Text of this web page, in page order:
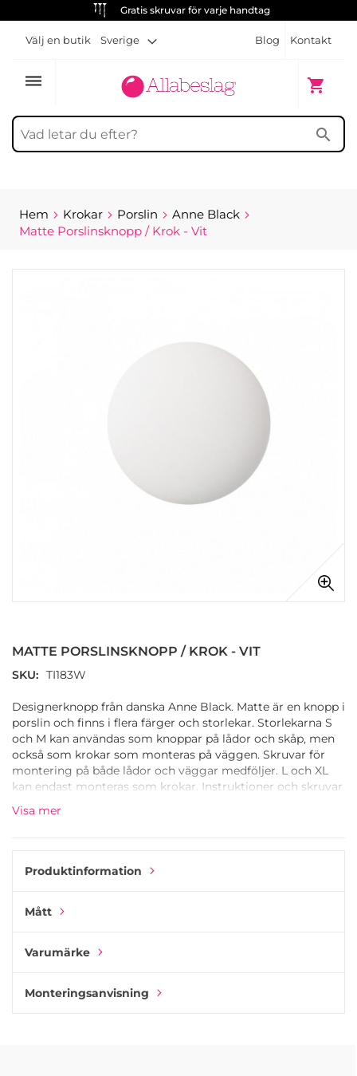
Gratis skruvar för varje handtag
Blog Kontakt
Välj en butik Sverige
dehaze shopping_cart
Min
search
Hem Krokar Porslin
Anne Black
Matte Porslinsknopp / Krok - Vit
av
bildgalleriet
MATTE PORSLINSKNOPP / KROK - VIT
SKU TI183W
Designerknopp från danska Anne Black. Matte är en knopp i
porslin och finns i flera färger och storlekar. Storlekarna S
och M kan användas som knoppar på lådor och skåp, men
också som krokar som monteras på väggen. Skruvar för
montering på både lådor och väggar medföljer. L och XL
kan endast monteras som krokar. Instruktioner och skruvar
medföljer.
Visa mer
Produktinformation
Mått
Varumärke
Monteringsanvisning